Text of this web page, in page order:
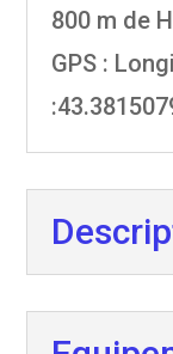
800 m de
GPS :